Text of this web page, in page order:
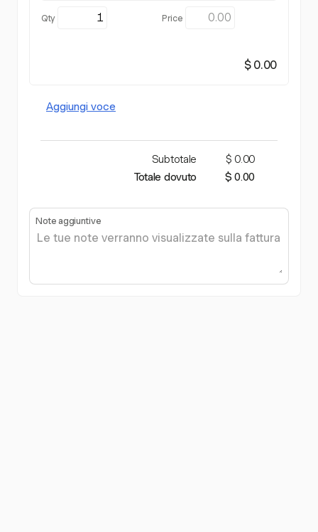
$ 0.00
Aggiungi voce
Subtotale
$ 0.00
Totale dovuto
$ 0.00
Note aggiuntive